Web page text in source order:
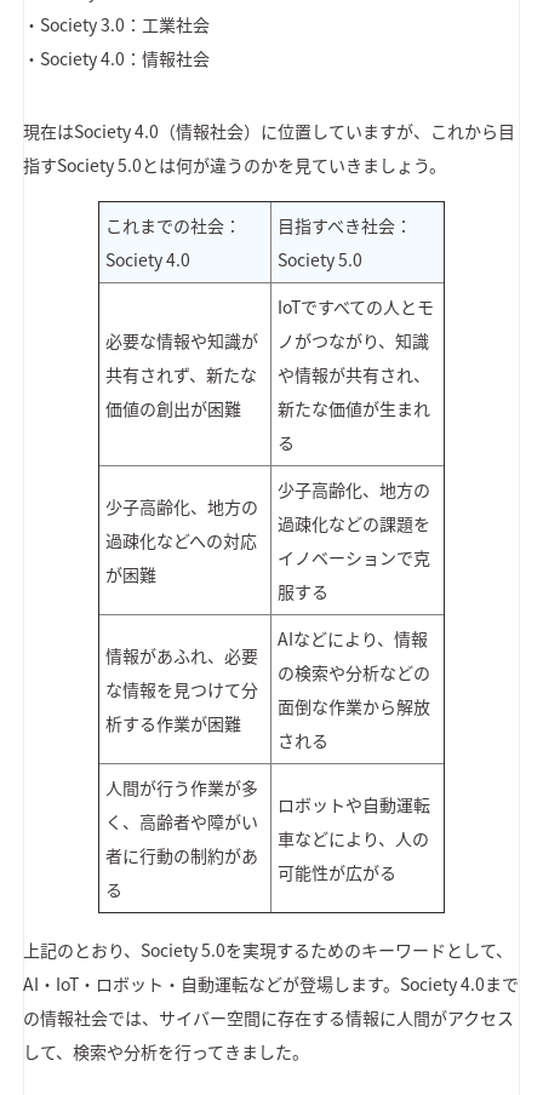
・Society 3.0：工業社会
・Society 4.0：情報社会
現在はSociety 4.0（情報社会）に位置していますが、これから目
指すSociety 5.0とは何が違うのかを見ていきましょう。
これまでの社会：
Society 4.0
目指すべき社会：
Society 5.0
必要な情報や知識が
共有されず、新たな
価値の創出が困難
IoTですべての人とモ
ノがつながり、知識
や情報が共有され、
新たな価値が生まれ
る
少子高齢化、地方の
過疎化などへの対応
が困難
少子高齢化、地方の
過疎化などの課題を
イノベーションで克
服する
情報があふれ、必要
な情報を見つけて分
析する作業が困難
AIなどにより、情報
の検索や分析などの
面倒な作業から解放
される
人間が行う作業が多
く、高齢者や障がい
者に行動の制約があ
る
ロボットや自動運転
車などにより、人の
可能性が広がる
上記のとおり、Society 5.0を実現するためのキーワードとして、
AI・IoT・ロボット・自動運転などが登場します。Society 4.0まで
の情報社会では、サイバー空間に存在する情報に人間がアクセス
して、検索や分析を行ってきました。